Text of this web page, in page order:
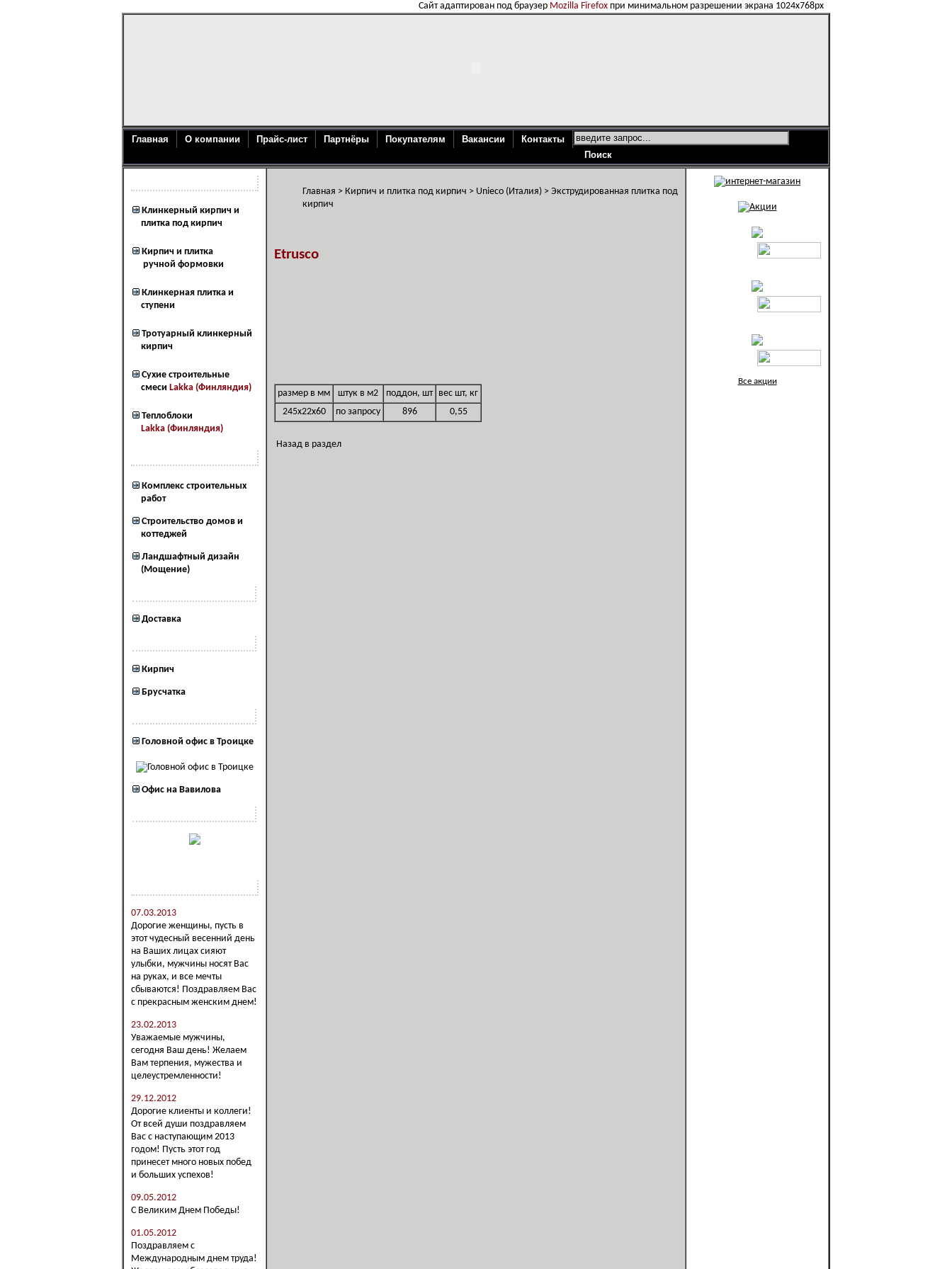
Сайт адаптирован под браузер Mozilla Firefox при минимальном разрешении экрана 1024х768px
Главная О компании Прайс-лист Партнёры Покупателям Вакансии Контакты
Клинкерный кирпич и
плитка под кирпич
Кирпич и плитка
ручной формовки
Клинкерная плитка и
ступени
Тротуарный клинкерный
кирпич
Сухие строительные
смеси Lakka (Финляндия)
Теплоблоки
Lakka (Финляндия)
Комплекс строительных
работ
Cтроительство домов и
коттеджей
Ландшафтный дизайн
(Мощение)
Доставка
Кирпич
Брусчатка
Головной офис в Троицке
Офис на Вавилова
07.03.2013
Дорогие женщины, пусть в
этот чудесный весенний день
на Ваших лицах сияют
улыбки, мужчины носят Вас
на руках, и все мечты
сбываются! Поздравляем Вас
с прекрасным женским днем!
23.02.2013
Уважаемые мужчины,
сегодня Ваш день! Желаем
Вам терпения, мужества и
целеустремленности!
29.12.2012
Дорогие клиенты и коллеги!
От всей души поздравляем
Вас с наступающим 2013
годом! Пусть этот год
принесет много новых побед
и больших успехов!
09.05.2012
С Великим Днем Победы!
01.05.2012
Поздравляем с
Международным днем труда!
Главная > Кирпич и плитка под кирпич > Unieco (Италия) > Экструдированная плитка под
кирпич
Etrusco
размер в мм штук в м2 поддон, шт вес шт, кг
245x22x60
по запросу 896 0,55
Назад в раздел
Все акции